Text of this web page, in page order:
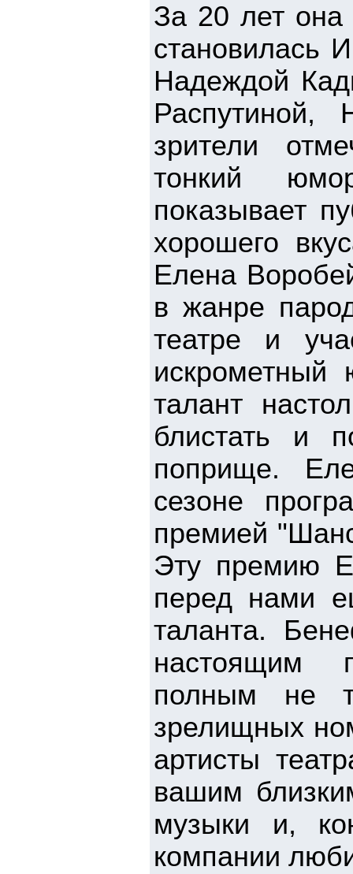
За 20 лет она
становилась
Надеждой
зрители
тонкий
показывает
хорошего
Елена
в жанре
театре и
талант
блистать и
поприще.
сезоне
премией
Эту премию
перед нами
таланта.
настоящим
полным не
зрелищных
артисты
вашим
музыки и,
компании